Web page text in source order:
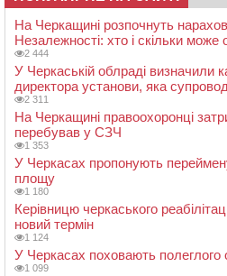
На Черкащині розпочнуть
Незалежності: хто і скільки може
2 444
У Черкаській облраді визначили
директора установи, яка
2 311
На Черкащині правоохоронці
перебував у СЗЧ
1 353
У Черкасах пропонують
площу
1 180
Керівницю черкаського
новий термін
1 124
У Черкасах поховають
1 099